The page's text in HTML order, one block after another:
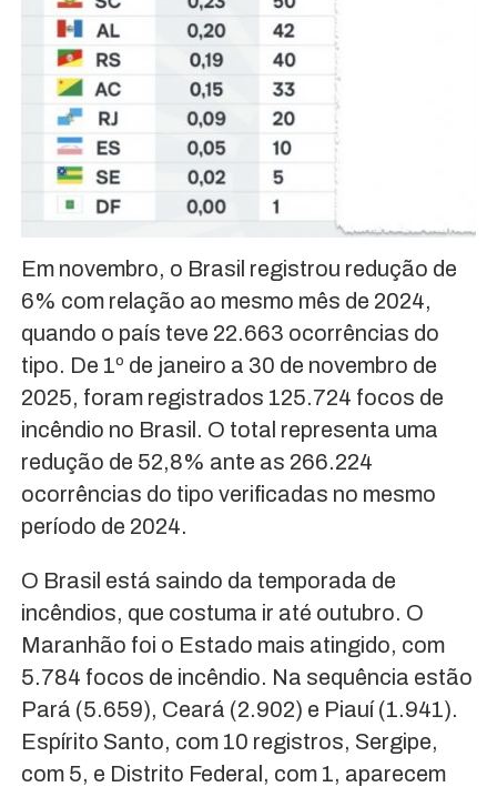
Em novembro, o Brasil registrou redução de
6% com relação ao mesmo mês de 2024,
quando o país teve 22.663 ocorrências do
tipo. De 1º de janeiro a 30 de novembro de
2025, foram registrados 125.724 focos de
incêndio no Brasil. O total representa uma
redução de 52,8% ante as 266.224
ocorrências do tipo verificadas no mesmo
período de 2024.
O Brasil está saindo da temporada de
incêndios, que costuma ir até outubro. O
Maranhão foi o Estado mais atingido, com
5.784 focos de incêndio. Na sequência estão
Pará (5.659), Ceará (2.902) e Piauí (1.941).
Espírito Santo, com 10 registros, Sergipe,
com 5, e Distrito Federal, com 1, aparecem